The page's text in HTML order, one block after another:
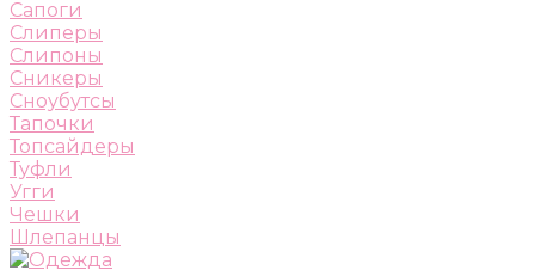
Сапоги
Слиперы
Слипоны
Сникеры
Сноубутсы
Тапочки
Топсайдеры
Туфли
Угги
Чешки
Шлепанцы